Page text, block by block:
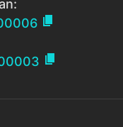

